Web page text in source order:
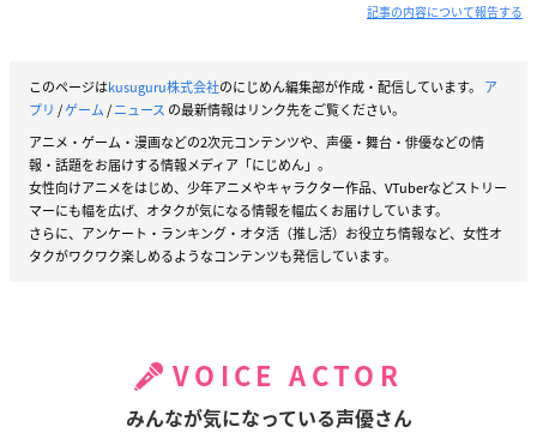
記事の内容について報告する
このページはkusuguru株式会社のにじめん編集部が作成・配信しています。 ア
プリ /ゲーム/ニュース の最新情報はリンク先をご覧ください。
アニメ・ゲーム・漫画などの2次元コンテンツや、声優・舞台・俳優などの情
報・話題をお届けする情報メディア「にじめん」。
女性向けアニメをはじめ、少年アニメやキャラクター作品、VTuberなどストリー
マーにも幅を広げ、オタクが気になる情報を幅広くお届けしています。
さらに、アンケート・ランキング・オタ活（推し活）お役立ち情報など、女性オ
タクがワクワク楽しめるようなコンテンツも発信しています。
VOICE ACTOR
みんなが気になっている声優さん